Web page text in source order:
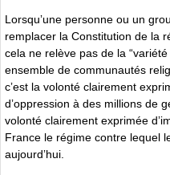
Lorsquʼune personne ou un
remplacer la Constitution de la
cela ne relève pas de la
ensemble de communautés
cʼest la volonté clairement
dʼoppression à des millions de
volonté clairement exprimée
France le régime contre lequel
aujourdʼhui.